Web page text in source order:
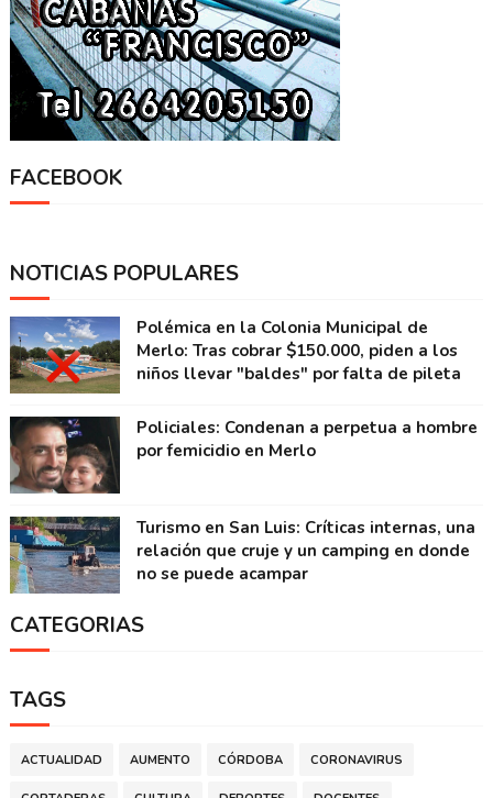
FACEBOOK
NOTICIAS POPULARES
Polémica en la Colonia Municipal de
Merlo: Tras cobrar $150.000, piden a los
niños llevar "baldes" por falta de pileta
Policiales: Condenan a perpetua a hombre
por femicidio en Merlo
Turismo en San Luis: Críticas internas, una
relación que cruje y un camping en donde
no se puede acampar
CATEGORIAS
TAGS
ACTUALIDAD AUMENTO CÓRDOBA CORONAVIRUS